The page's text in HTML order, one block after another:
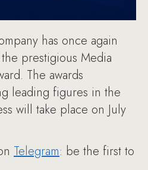
has once again
prestigious Media
The awards
leading figures in the
will take place on July
Telegram: be the first to